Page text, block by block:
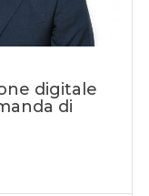
digitale
di